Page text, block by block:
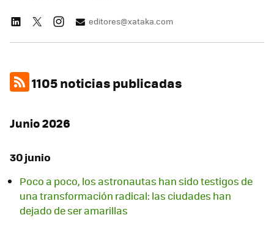
editores@xataka.com
1105 noticias publicadas
Junio 2026
30 junio
Poco a poco, los astronautas han sido testigos de
una transformación radical: las ciudades han
dejado de ser amarillas